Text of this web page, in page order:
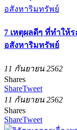
7 เหตุผลดีๆ ที่ทำให้
อสังหาริมทรัพย์
11 กันยายน 2562
Shares
ShareTweet
11 กันยายน 2562
Shares
ShareTweet